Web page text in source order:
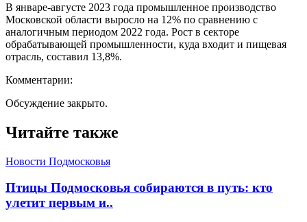
В январе-августе 2023 года промышленное производство
Московской области выросло на 12% по сравнению с
аналогичным периодом 2022 года. Рост в секторе
обрабатывающей промышленности, куда входит и пищевая
отрасль, составил 13,8%.
Комментарии:
Обсуждение закрыто.
Читайте также
Новости Подмосковья
Птицы Подмосковья собираются в путь: кто
улетит первым и..